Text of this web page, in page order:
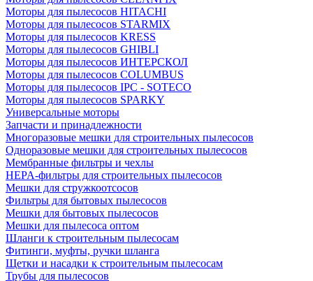
Моторы для пылесосов HITACHI
Моторы для пылесосов STARMIX
Моторы для пылесосов KRESS
Моторы для пылесосов GHIBLI
Моторы для пылесосов ИНТЕРСКОЛ
Моторы для пылесосов COLUMBUS
Моторы для пылесосов IPC - SOTECO
Моторы для пылесосов SPARKY
Универсальные моторы
Запчасти и принадлежности
Многоразовые мешки для строительных пылесосов
Одноразовые мешки для строительных пылесосов
Мембранные фильтры и чехлы
HEPA-фильтры для строительных пылесосов
Мешки для стружкоотсосов
Фильтры для бытовых пылесосов
Мешки для бытовых пылесосов
Мешки для пылесоса оптом
Шланги к строительным пылесосам
Фитинги, муфты, ручки шланга
Щетки и насадки к строительным пылесосам
Трубы для пылесосов